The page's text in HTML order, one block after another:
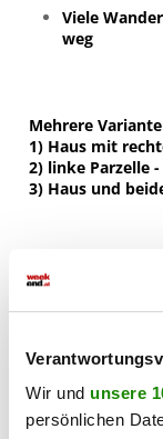
Wir und unsere
persönlichen
Viele
weg
Mehrere
1) Haus mit
2) linke Parzelle -
3) Haus und
0676/4554 267
adler@mb-
Bin (fast)
und spontan